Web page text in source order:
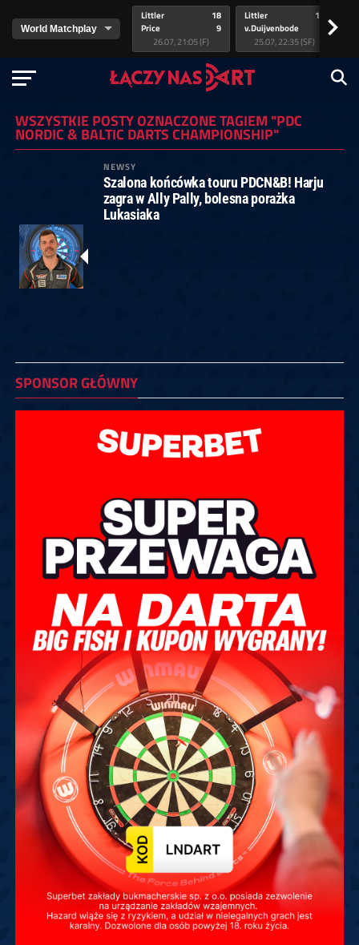
Littler
Price
18
9
26.07, 21:05 (F)
Littler
v.Duijvenbode
17
25.07, 22:35 (SF)
>
WSZYSTKIE POSTY OZNACZONE TAGIEM "PDC
NORDIC & BALTIC DARTS CHAMPIONSHIP"
NEWSY
Szalona końcówka touru PDCN&B! Harju
zagra w Ally Pally, bolesna porażka
Lukasiaka
SPONSOR GŁÓWNY